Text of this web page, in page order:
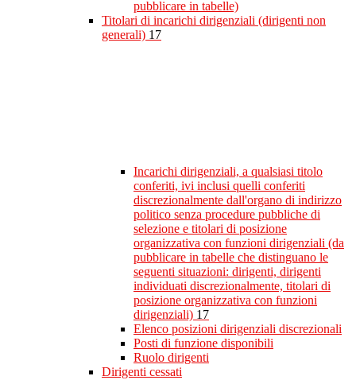
pubblicare in tabelle)
Titolari di incarichi dirigenziali (dirigenti non
generali) 17
Incarichi dirigenziali, a qualsiasi titolo
conferiti, ivi inclusi quelli conferiti
discrezionalmente dall'organo di indirizzo
politico senza procedure pubbliche di
selezione e titolari di posizione
organizzativa con funzioni dirigenziali (da
pubblicare in tabelle che distinguano le
seguenti situazioni: dirigenti, dirigenti
individuati discrezionalmente, titolari di
posizione organizzativa con funzioni
dirigenziali) 17
Elenco posizioni dirigenziali discrezionali
Posti di funzione disponibili
Ruolo dirigenti
Dirigenti cessati